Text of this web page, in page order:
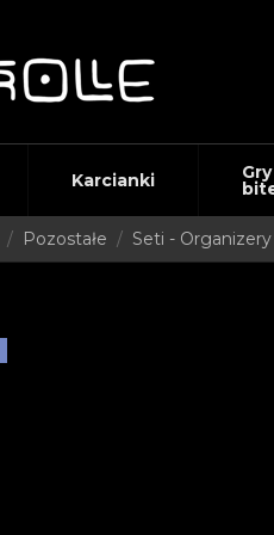
Karcianki
Pozostałe Seti -